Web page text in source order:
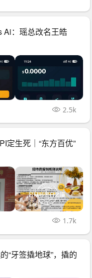
Ai：瑶总改名王皓
2.5k
定生死｜“东方百优”
1.7k
“牙签撬地球”，撬的